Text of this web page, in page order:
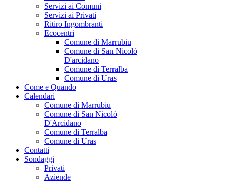
Servizi ai Comuni
Servizi ai Privati
Ritiro Ingombranti
Ecocentri
Comune di Marrubiu
Comune di San Nicolò
D'arcidano
Comune di Terralba
Comune di Uras
Come e Quando
Calendari
Comune di Marrubiu
Comune di San Nicolò
D'Arcidano
Comune di Terralba
Comune di Uras
Contatti
Sondaggi
Privati
Aziende